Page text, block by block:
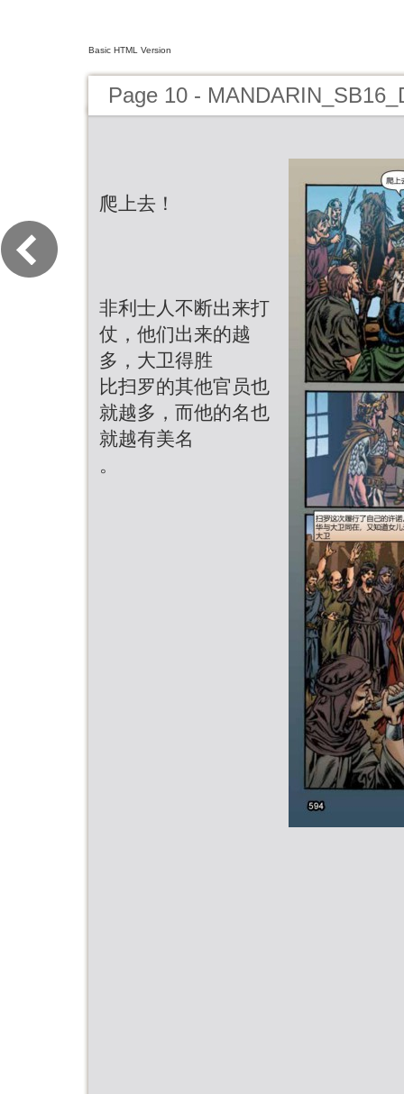
Basic HTML Version
Page 10 -
爬上去！
非利士人不断出来打
仗，他们出来的越
多，大卫得胜
比扫罗的其他官员也
就越多，而他的名也
就越有美名
。